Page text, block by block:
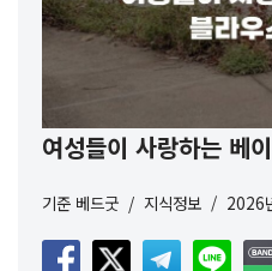
여성들이 사랑하는 베
기준 베드굿 지식정보 2026